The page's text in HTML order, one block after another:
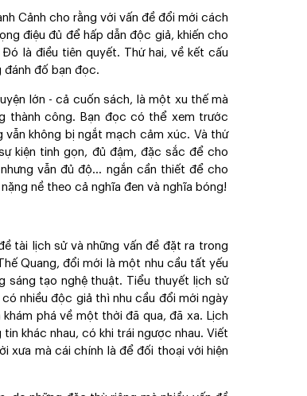
Cảnh cho rằng với vấn đề đổi mới cách
điệu đủ để hấp dẫn độc giả, khiến cho
là điều tiên quyết. Thứ hai, về kết cấu
đánh đố bạn đọc.
lớn - cả cuốn sách, là một xu thế mà
thành công. Bạn đọc có thể xem trước
không bị ngắt mạch cảm xúc. Và thứ
kiện tinh gọn, đủ đậm, đặc sắc để cho
vẫn đủ độ... ngắn cần thiết để cho
nề theo cả nghĩa đen và nghĩa bóng!
tài lịch sử và những vấn đề đặt ra trong
Quang, đổi mới là một nhu cầu tất yếu
sáng tạo nghệ thuật. Tiểu thuyết lịch sử
nhiều độc giả thì nhu cầu đổi mới ngày
phá về một thời đã qua, đã xa. Lịch
khác nhau, có khi trái ngược nhau. Viết
xưa mà cái chính là để đối thoại với hiện